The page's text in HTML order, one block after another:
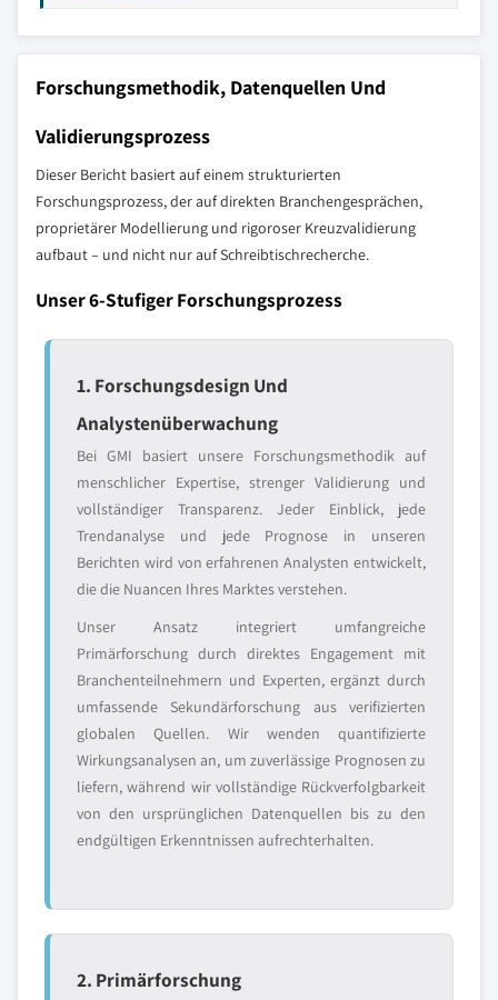
Forschungsmethodik, Datenquellen Und
Validierungsprozess
Dieser Bericht basiert auf einem strukturierten
Forschungsprozess, der auf direkten Branchengesprächen,
proprietärer Modellierung und rigoroser Kreuzvalidierung
aufbaut – und nicht nur auf Schreibtischrecherche.
Unser 6-Stufiger Forschungsprozess
1. Forschungsdesign Und
Analystenüberwachung
Bei GMI basiert unsere Forschungsmethodik auf
menschlicher Expertise, strenger Validierung und
vollständiger Transparenz. Jeder Einblick, jede
Trendanalyse und jede Prognose in unseren
Berichten wird von erfahrenen Analysten entwickelt,
die die Nuancen Ihres Marktes verstehen.
Unser Ansatz integriert umfangreiche
Primärforschung durch direktes Engagement mit
Branchenteilnehmern und Experten, ergänzt durch
umfassende Sekundärforschung aus verifizierten
globalen Quellen. Wir wenden quantifizierte
Wirkungsanalysen an, um zuverlässige Prognosen zu
liefern, während wir vollständige Rückverfolgbarkeit
von den ursprünglichen Datenquellen bis zu den
endgültigen Erkenntnissen aufrechterhalten.
2. Primärforschung